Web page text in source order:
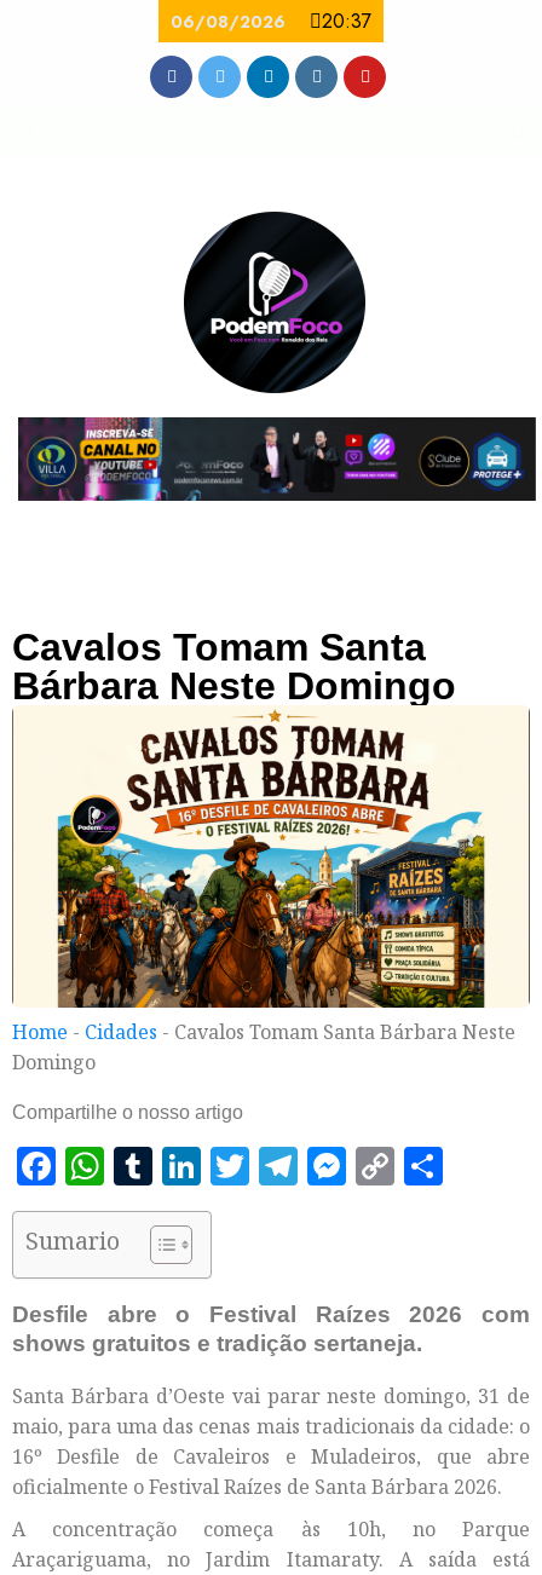
06/08/2026 20:37
Cavalos Tomam Santa
Bárbara Neste Domingo
Home - Cidades - Cavalos Tomam Santa Bárbara Neste
Domingo
Compartilhe o nosso artigo
Facebook
WhatsApp
Tumblr
LinkedIn
Twitter
Telegram
Messenger
Copy
Sumario
Desfile abre o Festival Raízes 2026 com
shows gratuitos e tradição sertaneja.
Santa Bárbara d’Oeste vai parar neste domingo, 31 de
maio, para uma das cenas mais tradicionais da cidade: o
16º Desfile de Cavaleiros e Muladeiros, que abre
oficialmente o Festival Raízes de Santa Bárbara 2026.
A concentração começa às 10h, no Parque
Araçariguama, no Jardim Itamaraty. A saída está